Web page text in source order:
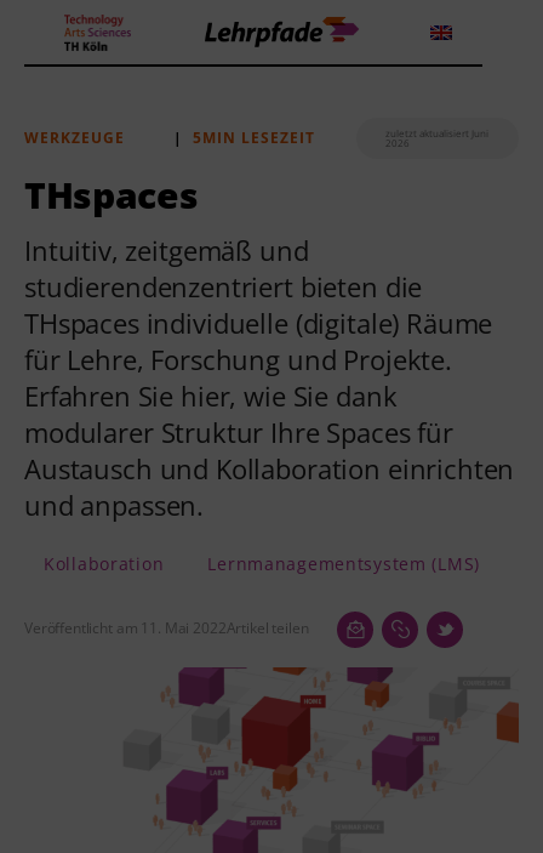
Lehrstrategie
Workshops
Über uns
WERKZEUGE | 5MIN LESEZEIT zuletzt aktualisiert Juni
2026
THspaces
Intuitiv, zeitgemäß und
studierendenzentriert bieten die
THspaces individuelle (digitale) Räume
für Lehre, Forschung und Projekte.
Erfahren Sie hier, wie Sie dank
modularer Struktur Ihre Spaces für
Austausch und Kollaboration einrichten
und anpassen.
Kollaboration Lernmanagementsystem (LMS)
Veröffentlicht am 11. Mai 2022Artikel teilen